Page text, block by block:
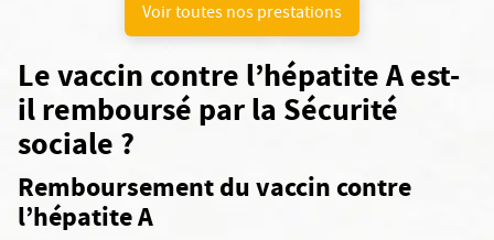
Voir toutes nos prestations
Le vaccin contre l’hépatite A est-
il remboursé par la Sécurité
sociale ?
Remboursement du vaccin contre
l’hépatite A